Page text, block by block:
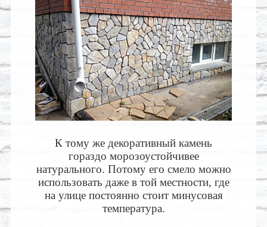
К тому же декоративный камень
гораздо морозоустойчивее
натурального. Потому его смело можно
использовать даже в той местности, где
на улице постоянно стоит минусовая
температура.